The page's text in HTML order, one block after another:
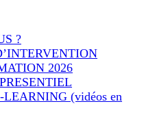
?
2026
(vidéos en